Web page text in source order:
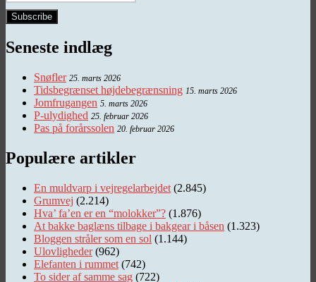
Seneste indlæg
Snøfler 25. marts 2026
Tidsbegrænset højdebegrænsning 15. marts 2026
Jomfrugangen 5. marts 2026
P-ulydighed 25. februar 2026
Pas på forårssolen 20. februar 2026
Populære artikler
En muldvarp i vejregelarbejdet (2.845)
Grumvej (2.214)
Hva’ fa’en er en “molokker”? (1.876)
At bakke baglæns tilbage i bakgear i båsen (1.323)
Bloggen stråler som en sol (1.144)
Ulovligheder (962)
Elefanten i rummet (742)
To sider af samme sag (722)